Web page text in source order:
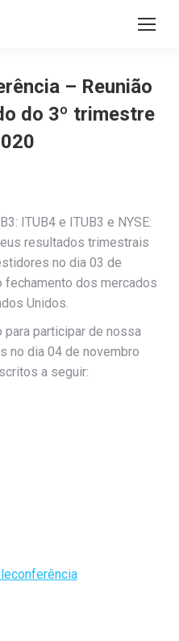
– Reunião
do 3º trimestre
ITUB4 e ITUB3 e NYSE:
resultados trimestrais
no dia 03 de
dos mercados
Unidos.
participar de nossa
no dia 04 de novembro
a seguir: